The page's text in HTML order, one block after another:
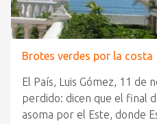
Brotes verdes por la costa
El País, Luis Gómez, 11 de
perdido: dicen que el final
asoma por el Este, donde